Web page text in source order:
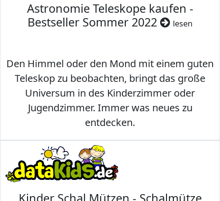
Astronomie Teleskope kaufen -
Bestseller Sommer 2022
lesen
Den Himmel oder den Mond mit einem guten
Teleskop zu beobachten, bringt das große
Universum in des Kinderzimmer oder
Jugendzimmer. Immer was neues zu
entdecken.